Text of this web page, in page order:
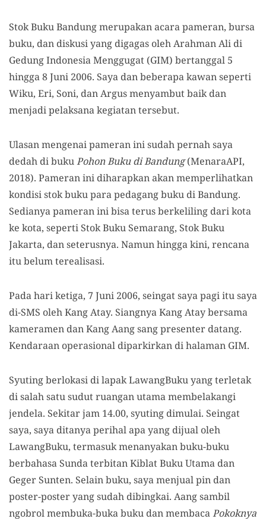
Stok Buku Bandung merupakan acara pameran, bursa
buku, dan diskusi yang digagas oleh Arahman Ali di
Gedung Indonesia Menggugat (GIM) bertanggal 5
hingga 8 Juni 2006. Saya dan beberapa kawan seperti
Wiku, Eri, Soni, dan Argus menyambut baik dan
menjadi pelaksana kegiatan tersebut.
Ulasan mengenai pameran ini sudah pernah saya
dedah di bukuPohon Buku di Bandung(MenaraAPI,
2018). Pameran ini diharapkan akan memperlihatkan
kondisi stok buku para pedagang buku di Bandung.
Sedianya pameran ini bisa terus berkeliling dari kota
ke kota, seperti Stok Buku Semarang, Stok Buku
Jakarta, dan seterusnya. Namun hingga kini, rencana
itu belum terealisasi.
Pada hari ketiga, 7 Juni 2006, seingat saya pagi itu saya
di-SMS oleh Kang Atay. Siangnya Kang Atay bersama
kameramen dan Kang Aang sang presenter datang.
Kendaraan operasional diparkirkan di halaman GIM.
Syuting berlokasi di lapak LawangBuku yang terletak
di salah satu sudut ruangan utama membelakangi
jendela. Sekitar jam 14.00, syuting dimulai. Seingat
saya, saya ditanya perihal apa yang dijual oleh
LawangBuku, termasuk menanyakan buku-buku
berbahasa Sunda terbitan Kiblat Buku Utama dan
Geger Sunten. Selain buku, saya menjual pin dan
poster-poster yang sudah dibingkai. Aang sambil
ngobrol membuka-buka buku dan membacaPokoknya